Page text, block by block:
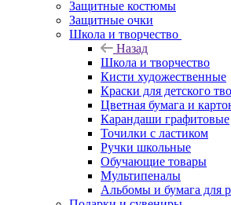
Защитные костюмы
Защитные очки
Школа и творчество
Назад
Школа и творчество
Кисти художественные
Краски для детского
Цветная бумага и
Карандаши графитовые
Точилки с ластиком
Ручки школьные
Обучающие товары
Мультипеналы
Альбомы и бумага для